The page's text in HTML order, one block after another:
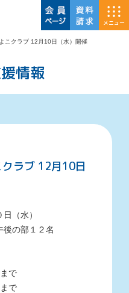
メニュー
こクラブ 12月10日（水）開催
情報
クラブ 12月10日
（水）
の部１２名
で
で